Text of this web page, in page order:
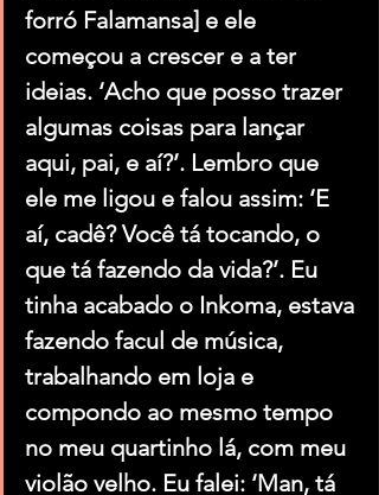
forró Falamansa] e ele
começou a crescer e a ter
ideias. ‘Acho que posso trazer
algumas coisas para lançar
aqui, pai, e aí?’. Lembro que
ele me ligou e falou assim: ‘E
aí, cadê? Você tá tocando, o
que tá fazendo da vida?’. Eu
tinha acabado o Inkoma, estava
fazendo facul de música,
trabalhando em loja e
compondo ao mesmo tempo
no meu quartinho lá, com meu
violão velho. Eu falei: ‘Man, tá